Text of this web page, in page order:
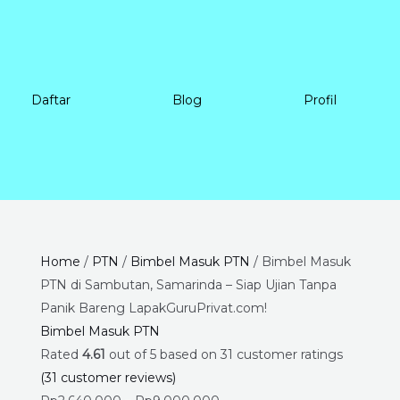
Daftar Blog Profil
Home / PTN / Bimbel Masuk PTN / Bimbel Masuk
PTN di Sambutan, Samarinda – Siap Ujian Tanpa
Panik Bareng LapakGuruPrivat.com!
Bimbel Masuk PTN
Rated 4.61 out of 5 based on 31 customer ratings
(31 customer reviews)
Price
range:
Rp2.640.000
Rp9.000.000
Bimbel
Masuk
PTN
di
Sambutan,
Samarinda